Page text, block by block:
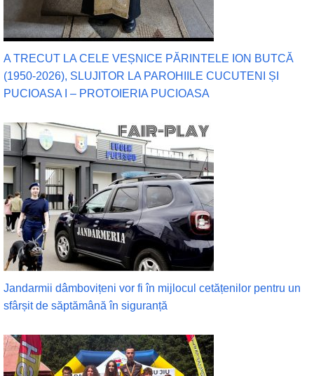
A TRECUT LA CELE VEȘNICE PĂRINTELE ION BUTCĂ
(1950-2026), SLUJITOR LA PAROHIILE CUCUTENI ȘI
PUCIOASA I – PROTOIERIA PUCIOASA
Jandarmii dâmbovițeni vor fi în mijlocul cetățenilor pentru un
sfârșit de săptămână în siguranță